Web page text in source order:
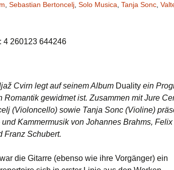
Sebastian Bertoncelj Solo Musica Tanja Sonc
4 260123 644246
Cvirn legt auf seinem Album Duality ein
Romantik gewidmet ist. Zusammen mit Jure
(Violoncello) sowie Tanja Sonc (Violine)
Kammermusik von Johannes Brahms, Felix
Franz Schubert.
die Gitarre (ebenso wie ihre Vorgänger) ein